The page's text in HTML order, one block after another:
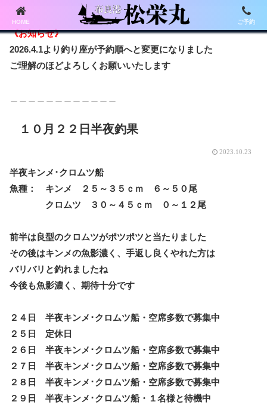
《お知らせ》
2026.4.1より釣り座が予約順へと変更になりました
ご理解のほどよろしくお願いいたします
１０月２２日半夜釣果
2023.10.23
半夜キンメ･クロムツ船
魚種： キンメ ２５～３５ｃｍ ６～５０尾
クロムツ ３０～４５ｃｍ ０～１２尾
前半は良型のクロムツがポツポツと当たりました
その後はキンメの魚影濃く、手返し良くやれた方は
バリバリと釣れましたね
今後も魚影濃く、期待十分です
２４日 半夜キンメ･クロムツ船・空席多数で募集中
２５日 定休日
２６日 半夜キンメ･クロムツ船・空席多数で募集中
２７日 半夜キンメ･クロムツ船・空席多数で募集中
２８日 半夜キンメ･クロムツ船・空席多数で募集中
２９日 半夜キンメ･クロムツ船・１名様と待機中
HOME ご予約